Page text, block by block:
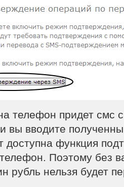
телефон придет смс
вы вводите
доступна функция
Поэтому без
рубль нельзя будет